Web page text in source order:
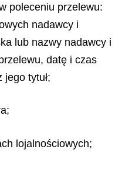
poleceniu przelewu:
nadawcy i
lub nazwy nadawcy i
datę i czas
tytuł;
lojalnościowych;